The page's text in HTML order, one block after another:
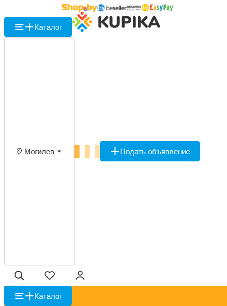
Каталог
Могилев Подать объявление
Каталог